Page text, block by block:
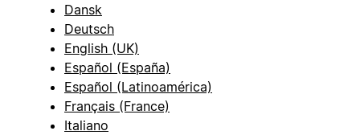
Dansk
Deutsch
English (UK)
Español (España)
Español (Latinoamérica)
Français (France)
Italiano